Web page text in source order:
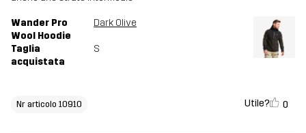
Wander Pro
Wool Hoodie
Dark Olive
Taglia
acquistata
S
Nr articolo 10910 Utile? 0